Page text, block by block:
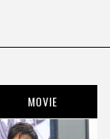
MOVIE